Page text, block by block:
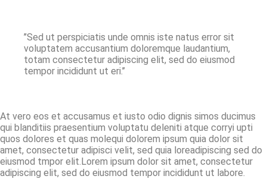
’’Sed ut perspiciatis unde omnis iste natus error sit
voluptatem accusantium doloremque laudantium,
totam consectetur adipiscing elit, sed do eiusmod
tempor incididunt ut eri.’’
At vero eos et accusamus et iusto odio dignis simos ducimus
qui blanditiis praesentium voluptatu deleniti atque corryi upti
quos dolores et quas molequi dolorem ipsum quia dolor sit
amet, consectetur adipisci velit, sed quia loreadipiscing sed do
eiusmod tmpor elit.Lorem ipsum dolor sit amet, consectetur
adipiscing elit, sed do eiusmod tempor incididunt ut labore.